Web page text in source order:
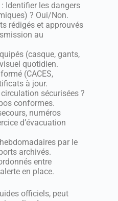
: Identifier les dangers
? Oui/Non.
rédigés et approuvés
au
(casque, gants,
quotidien.
(CACES,
à jour.
sécurisées ?
conformes.
numéros
d’évacuation
par le
archivés.
entre
en place.
officiels, peut